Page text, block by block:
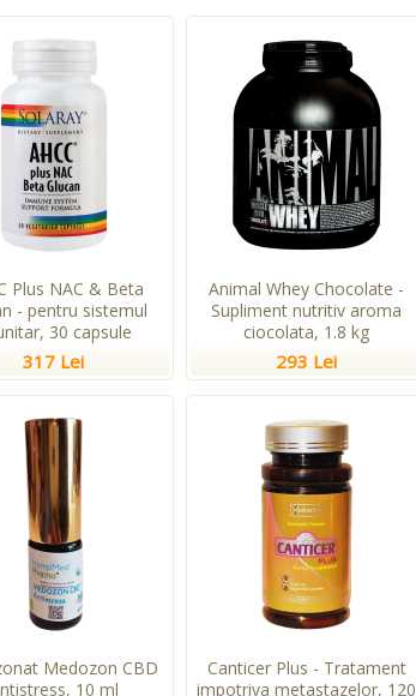
Plus NAC & Beta
- pentru sistemul
30 capsule
317 Lei
Animal Whey Chocolate -
Supliment nutritiv aroma
ciocolata, 1.8 kg
293 Lei
Medozon CBD
10 ml
Canticer Plus - Tratament
impotriva metastazelor, 120